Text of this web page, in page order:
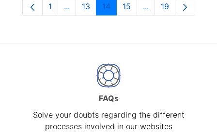
Page
1 ...Intermediate Pages Use TAB to navigate.
Page
13 Page
14 Page
15 ...Intermediate
Page
19
FAQs
Solve your doubts regarding the different
processes involved in our websites